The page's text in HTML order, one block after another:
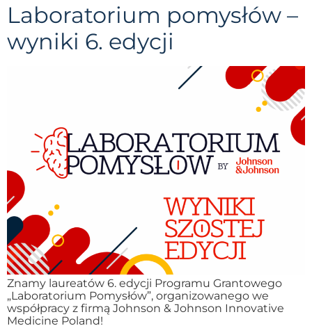
Laboratorium pomysłów –
wyniki 6. edycji
Znamy laureatów 6. edycji Programu Grantowego
„Laboratorium Pomysłów”, organizowanego we
współpracy z firmą Johnson & Johnson Innovative
Medicine Poland!